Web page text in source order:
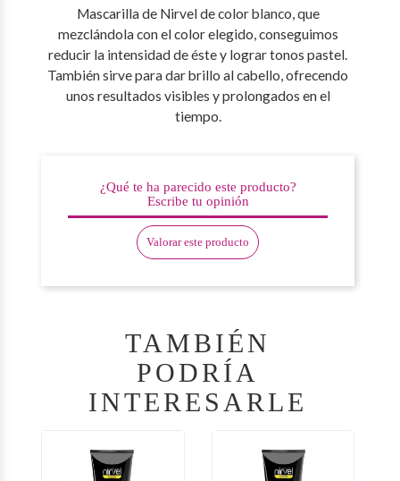
Mascarilla de Nirvel de color blanco, que
mezclándola con el color elegido, conseguimos
reducir la intensidad de éste y lograr tonos pastel.
También sirve para dar brillo al cabello, ofrecendo
unos resultados visibles y prolongados en el
tiempo.
¿Qué te ha parecido este producto?
Escribe tu opinión
Valorar este producto
TAMBIÉN
PODRÍA
INTERESARLE